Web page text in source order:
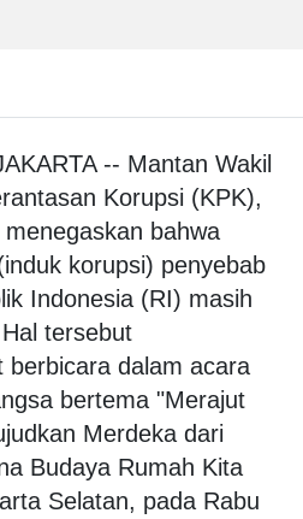
-- Mantan Wakil
Korupsi (KPK),
bahwa
korupsi) penyebab
Indonesia (RI) masih
tersebut
berbicara dalam acara
bertema "Merajut
Merdeka dari
Budaya Rumah Kita
Selatan, pada Rabu